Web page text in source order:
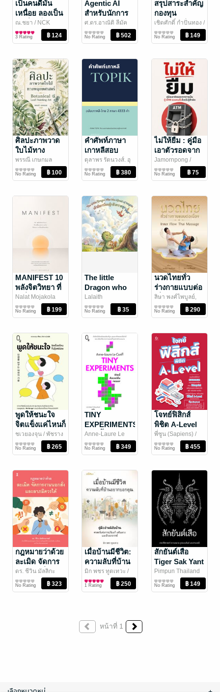
เป็นคนดีมัน
เหนื่อย ลองเป็น
คนชั่วดูก็ไม่เลว
ณ.ชยา / NCK
Publishing Group
พัฒนาตนเอง
3 Rating
Agentic AI
สำหรับนักการ
เงิน
ศ.ดร.อาณัติ ลีมัค
เดช/ บริษัท พาร์ค
พรอพ จำกัด
การเงินการลงทุน
No Rating
สรุปสาระสำคัญ
กองทุน
สงเคราะห์
ลูกจ้าง
เชิดศักดิ์ กำปั่นทอง /
ธรรมนิติ
กฎหมาย
No Rating
ศิลปะภาพวาด
ใบไม้ทาง
พฤกษศาสตร์
ชุดภาพวาดเล่ม
1
พรรณี เกษกมล
ศิลปะและภาพถ่าย
No Rating
คำศัพท์ภาษา
เกาหลีสอบ
TOPIK 1 และ 2
ตุลาพร รัตนวงส์. อุ
ไรลิวร รัตนวงส์. 郑
龙峰/ ເກີບກະໂປະ
ภาษา
No Rating
ไม่ให้ยืม : คู่มือ
เอาตัวรอดจาก
การเป็นตู้ ATM
ของคนอื่นโดย
ไม่รู้สึกผิด
Jamornpong /
Leusee Academy
การเงินการลงทุน
No Rating
MANIFEST 10
พลังจิตวิทยา ที่
เปลี่ยนความคิด
ให้กลายเป็น
ชีวิตจริง
Nalat Mojakola
พัฒนาตนเอง
No Rating
The little
Dragon who
was afraid of
heights
Lalaith
หนังสือเด็กปฐมวัย /
นิทานภาพ
No Rating
นวดไทยทั่ว
ร่างกายแบบต่อ
เนื่อง
ลิษา พงศ์ไพบูลย์,
ญาธิดา ทองโกมล/
ลิษา พงศ์ไพบูลย์
สุขภาพ
No Rating
พูดให้ชนะใจ
จิตแข็งแค่ไหนก็
ปฏิเสธไม่ลง
ชเวยองจุน / พัชราง
สุ์/ สำนักพิมพ์ O2
จิตวิทยา
No Rating
TINY
EXPERIMENTS
ชีวิตนี้คือ
เวอร์ชั่นทดลอง
Anne-Laure Le
Cunff / ประภัสสร โท
วัฒนพันธ์
/ สำนัก
จิตวิทยา
No Rating
โจทย์ฟิสิกส์
พิชิต A-Level
พี่ซูน (Sapiens)/
Ganbatte กัมบัตเตะ
การศึกษา/ตำรา
เรียน
No Rating
กฎหมายว่าด้วย
ละเมิด จัดการ
งานนอกสั่ง และ
ลาภมิควรได้
ดร. ชีวิน มัลลิกะ
มาลย์/ วิญญูชน
กฎหมาย
No Rating
เมื่อบ้านมีชีวิต​:
ความลับที่บ้าน
อยากบอกคุณ
มิก​ พชร​ ทูตเทวะ /
ปัณณ์ธีมา
ดวงพยากรณ์/ฮวง
จุ้ย/โหราศาสตร์
1 Rating
สักยันต์เสือ
Tiger Sak Yant
ประวัติศาสตร์
ความหมาย รูป
แบบยันต์ และ
Pimpun Thailand
ประวัติศาสตร์
No Rating
หน้าที่ 1